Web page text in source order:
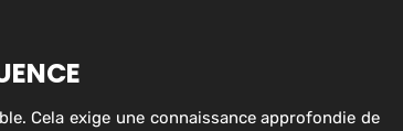
Cela exige une connaissance approfondie de